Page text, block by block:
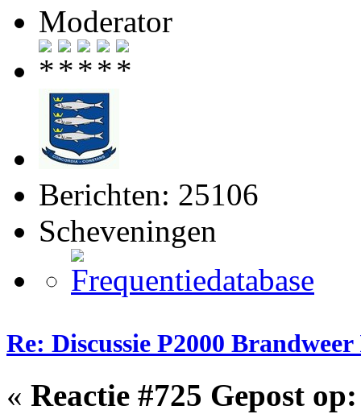
Moderator
Berichten: 25106
Scheveningen
Re: Discussie P2000
« Reactie #725 Gepost op: